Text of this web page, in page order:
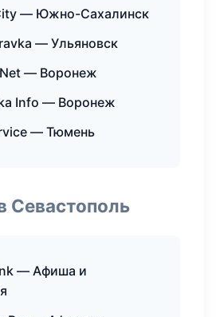
— Южно-Сахалинск
— Ульяновск
— Воронеж
Info — Воронеж
— Тюмень
Севастополь
— Афиша и